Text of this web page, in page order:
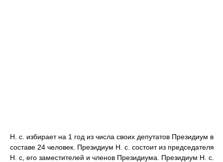
Н. с. избирает на 1 год из числа своих депутатов Президиум в
составе 24 человек. Президиум Н. с. состоит из председателя
Н. с, его заместителей и членов Президиума. Президиум Н. с.